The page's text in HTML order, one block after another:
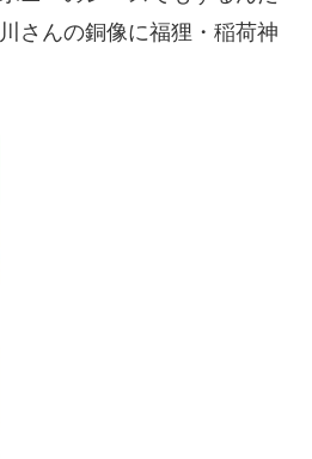
さんの銅像に福狸・稲荷神